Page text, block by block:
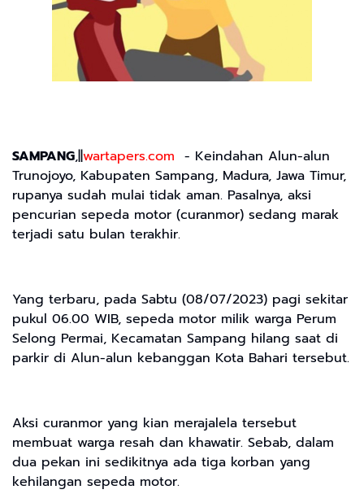
SAMPANG,||wartapers.com - Keindahan Alun-alun
Trunojoyo, Kabupaten Sampang, Madura, Jawa Timur,
rupanya sudah mulai tidak aman. Pasalnya, aksi
pencurian sepeda motor (curanmor) sedang marak
terjadi satu bulan terakhir.
Yang terbaru, pada Sabtu (08/07/2023) pagi sekitar
pukul 06.00 WIB, sepeda motor milik warga Perum
Selong Permai, Kecamatan Sampang hilang saat di
parkir di Alun-alun kebanggan Kota Bahari tersebut.
Aksi curanmor yang kian merajalela tersebut
membuat warga resah dan khawatir. Sebab, dalam
dua pekan ini sedikitnya ada tiga korban yang
kehilangan sepeda motor.